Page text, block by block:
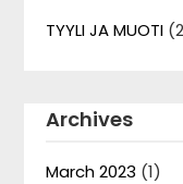
TYYLI JA MUOTI
Archives
March 2023 (1)